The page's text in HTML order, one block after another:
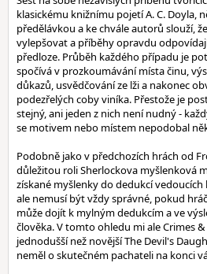
klasickému knižnímu pojetí A. C. Doyla,
předělávkou a ke chvále autorů slouží,
vylepšovat a příběhy opravdu
předloze. Průběh každého případu je
spočívá v prozkoumávání místa činu,
důkazů, usvědčování ze lži a nakonec
podezřelých coby viníka. Přestože je
stejný, ani jeden z nich není nudný -
se motivem nebo místem nepodobal
Podobně jako v předchozích hrách od
důležitou roli Sherlockova myšlenková
získané myšlenky do dedukcí vedoucích
ale nemusí být vždy správné, pokud
může dojít k mylným dedukcím a ve
člověka. V tomto ohledu mi ale Crimes
jednodušší než novější The Devil's
neměl o skutečném pachateli na konci